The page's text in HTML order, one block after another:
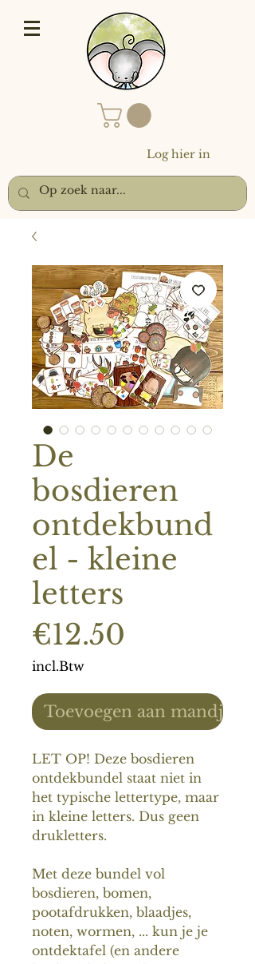
Log hier in
De
bosdieren
ontdekbund
el - kleine
letters
€12.50
incl.Btw
Toevoegen aan mandje
LET OP! Deze bosdieren
ontdekbundel staat niet in
het typische lettertype, maar
in kleine letters. Dus geen
drukletters.
Met deze bundel vol
bosdieren, bomen,
pootafdrukken, blaadjes,
noten, wormen, ... kun je je
ontdektafel (en andere